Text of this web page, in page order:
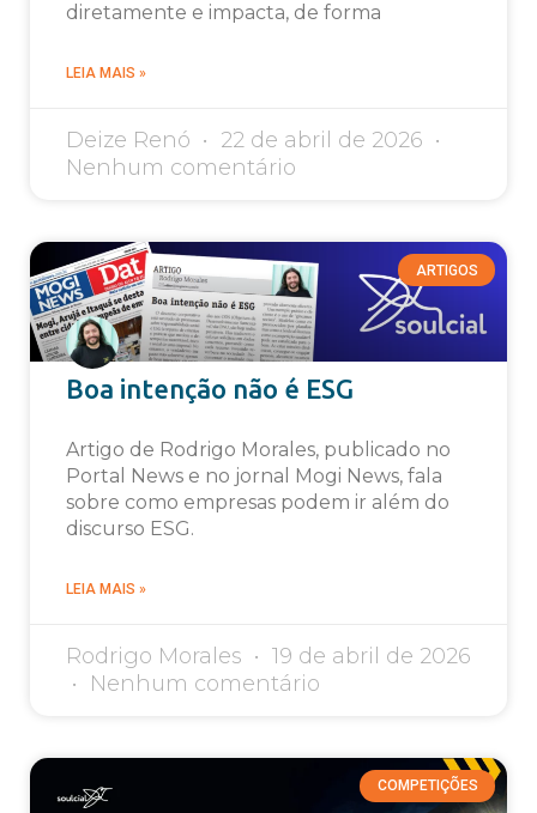
diretamente e impacta, de forma
LEIA MAIS »
Deize Renó
22 de abril de 2026
Nenhum comentário
ARTIGOS
Boa intenção não é ESG
Artigo de Rodrigo Morales, publicado no
Portal News e no jornal Mogi News, fala
sobre como empresas podem ir além do
discurso ESG.
LEIA MAIS »
Rodrigo Morales
19 de abril de 2026
Nenhum comentário
COMPETIÇÕES